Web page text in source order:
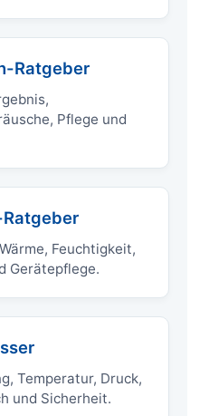
Ratgeber
Pflege und
Feuchtigkeit,
Gerätepflege.
Temperatur, Druck,
und Sicherheit.